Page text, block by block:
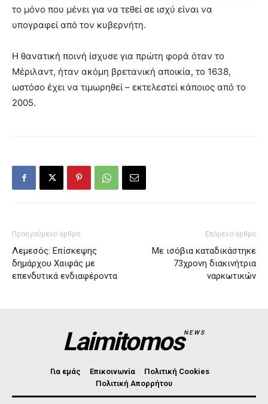
το μόνο που μένει για να τεθεί σε ισχύ είναι να
υπογραφεί από τον κυβερνήτη.
Η θανατική ποινή ίσχυσε για πρώτη φορά όταν το
Μέριλαντ, ήταν ακόμη βρετανική αποικία, το 1638,
ωστόσο έχει να τιμωρηθεί – εκτελεστεί κάποιος από το
2005.
Προηγούμενο άρθρο
Λεμεσός: Eπίσκεψης
δημάρχου Χαιφάς με
επενδυτικά ενδιαφέροντα
Επόμενο άρθρο
Με ισόβια καταδικάστηκε
73χρονη διακινήτρια
ναρκωτικών
LaimitomosNEWS
Για εμάς Επικοινωνία
Πολιτική Cookies
Πολιτική Απορρήτου